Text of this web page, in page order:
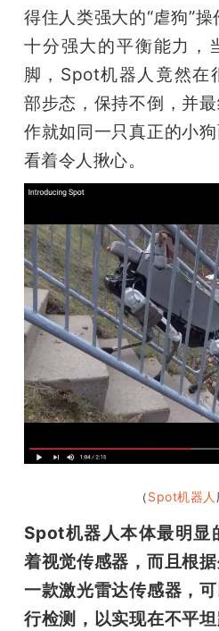
得住人类强大的“虐狗”
十分强大的平衡能力，
脚，Spot机器人竟然在
部步态，保持不倒，并
作就如同一只真正的小
看着令人揪心。
（Spot机器人
Spot机器人本体最明显
着视觉传感器，而且根
一款激光雷达传感器，
行检测，以实现在不平坦